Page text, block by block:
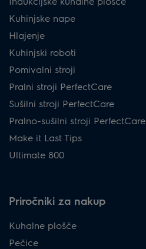
Kuhinjske nape
Hlajenje
Kuhinjski roboti
Pomivalni stroji
Pralni stroji PerfectCare
Sušilni stroji PerfectCare
Pralno-sušilni stroji PerfectCare
Make it Last Tips
Ultimate 800
Priročniki za nakup
Kuhalne plošče
Pečice